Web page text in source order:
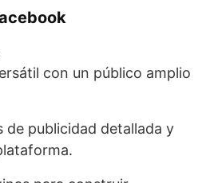
con un público amplio
de publicidad detallada y